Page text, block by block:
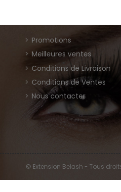
Promotions
Meilleures ventes
Conditions de Livraison
Conditions de Ventes
Nous contacter
© Extension Belash - Tous